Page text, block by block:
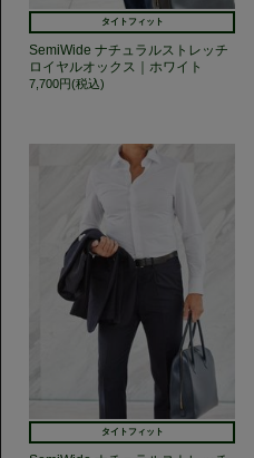
タイトフィット
SemiWide ナチュラルストレッチ
ロイヤルオックス｜ホワイト
7,700円(税込)
タイトフィット